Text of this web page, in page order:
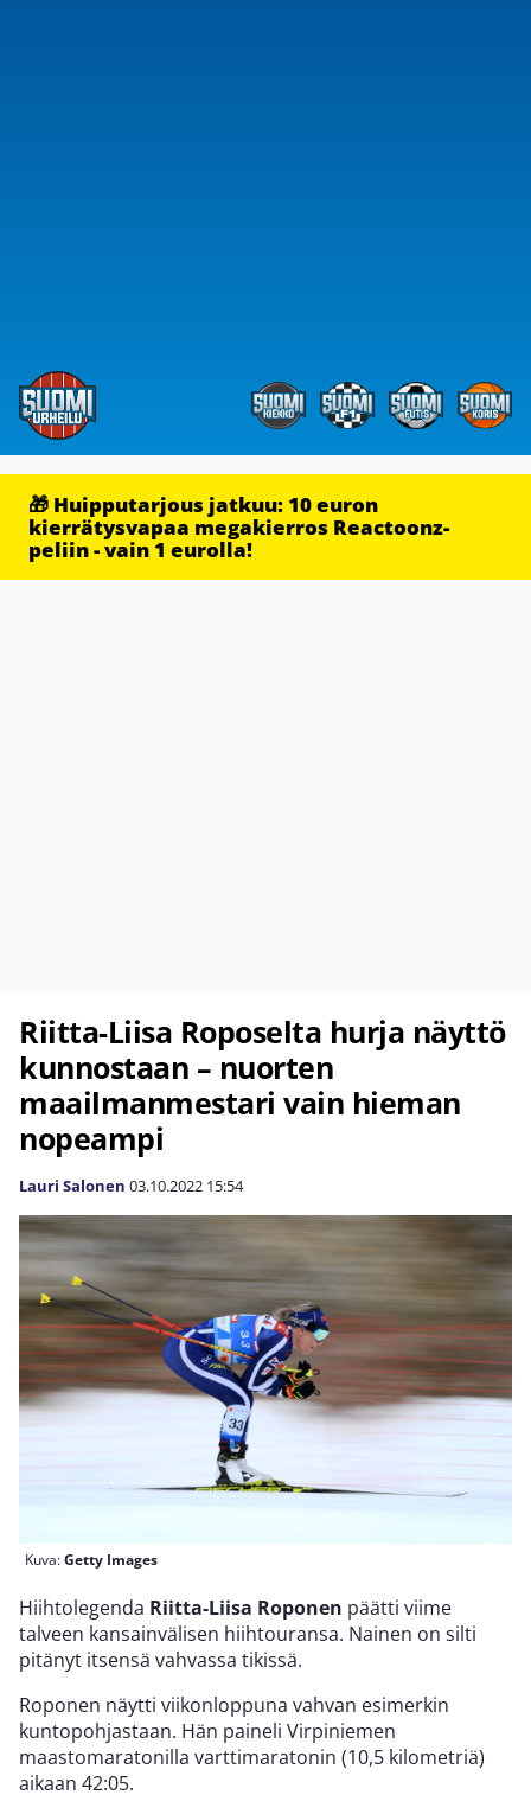
🎁 Huipputarjous jatkuu: 10 euron
kierrätysvapaa megakierros Reactoonz-
peliin - vain 1 eurolla!
Riitta-Liisa Roposelta hurja näyttö
kunnostaan – nuorten
maailmanmestari vain hieman
nopeampi
Lauri Salonen 03.10.2022 15:54
Kuva:Getty Images
Hiihtolegenda Riitta-Liisa Roponen päätti viime
talveen kansainvälisen hiihtouransa. Nainen on silti
pitänyt itsensä vahvassa tikissä.
Roponen näytti viikonloppuna vahvan esimerkin
kuntopohjastaan. Hän paineli Virpiniemen
maastomaratonilla varttimaratonin (10,5 kilometriä)
aikaan 42:05.